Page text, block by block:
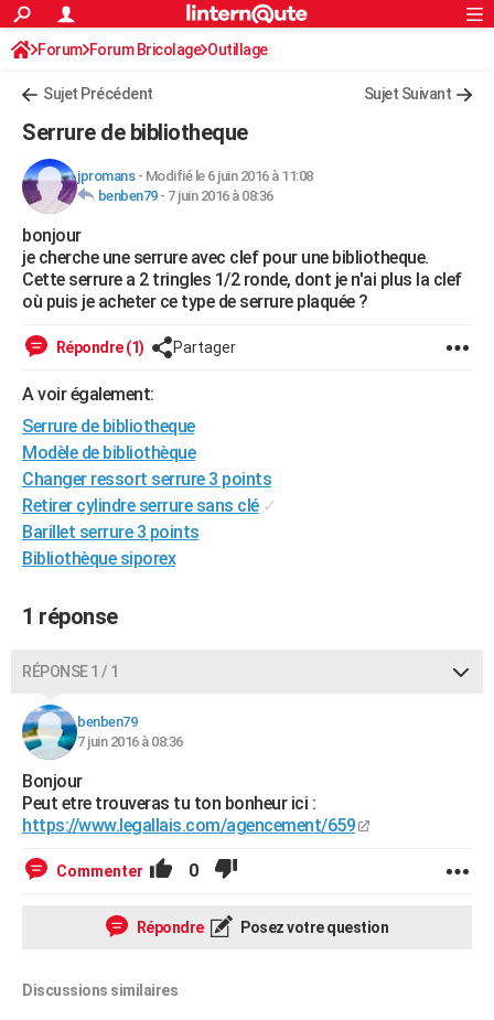
ACTUALITÉS
Politique
Société
Faits Divers
Education
Monde
Villes
+
FINANCE
Retraite
Impôts
Epargne
Immobilier
Risques naturels par ville
Banque
Assurance
Crédit
AUTO
Essais
Réserver un essai
Citadines
Berlines
SUV
Forum auto
+HIGH-TECH
Mobiles
Meilleur smartphone
Internet
Ordinateurs
Jeux vidéo
Guide high-tech
+BRICOLAGE
Forum
Aménagement intérieur
Extérieur
Cuisine
Salle de bains
Jardinage
Rangement
WEEK-END
LIFESTYLE
Art de vivre
Bien-être
Loisirs
Mode
Modes de vie
SANTE
Alimentation
Guide de la santé
Maladies
Médicaments
Sommeil
VOYAGE
Destinations
City break
Voyage nature
Voyage de noces
Forum
Climat
+PHOTO
GUIDES D'ACHAT
BONS PLANS
Dictionnaire
Biographies
Citations
Expressions
Proverbes
PROGRAMME TV
COPAINS D'AVANT
S'inscrire
Se connecter
Lycées
Collèges
Primaires
Universités
Entreprises
Service militaire
Avis de recherche
AVIS DE DÉCÈS
FORUM
S'inscrire
Connexion
Forum Forum Bricolage Outillage
Sujet Précédent Sujet Suivant
Serrure de bibliotheque
jpromans- Modifié le 6 juin 2016 à 11:08
benben79- 7 juin 2016 à 08:36
bonjour
je cherche une serrure avec clef pour une bibliotheque.
Cette serrure a 2 tringles 1/2 ronde, dont je n'ai plus la clef
où puis je acheter ce type de serrure plaquée ?
Répondre (1) Partager
A voir également:
Serrure de bibliotheque
Modèle de bibliothèque
Changer ressort serrure 3 points
Retirer cylindre serrure sans clé ✓
Barillet serrure 3 points
Bibliothèque siporex
1 réponse
RÉPONSE 1 / 1
benben79
7 juin 2016 à 08:36
Bonjour
Peut etre trouveras tu ton bonheur ici :
https://www.legallais.com/agencement/659
Commenter 0
Répondre Posez votre question
Discussions similaires